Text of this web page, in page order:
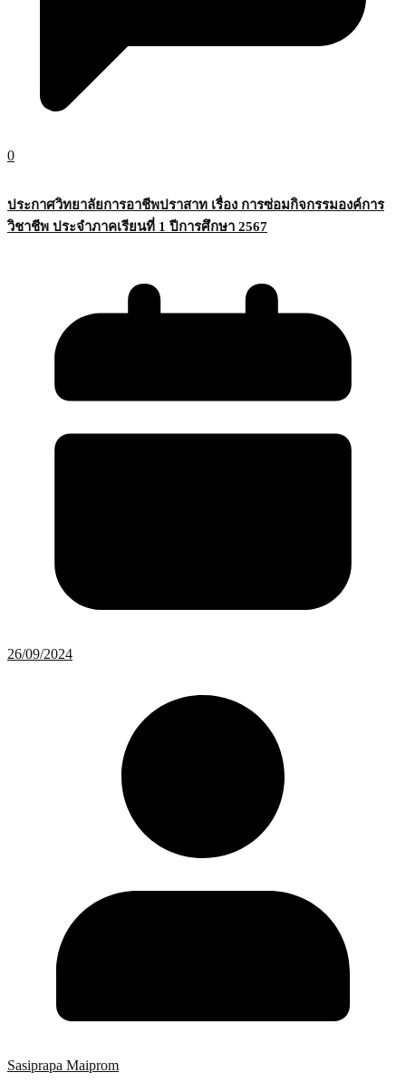
0
ประกาศวิทยาลัยการอาชีพปราสาท เรื่อง การซ่อมกิจกรรมองค์การ
วิชาชีพ ประจำภาคเรียนที่ 1 ปีการศึกษา 2567
26/09/2024
Sasiprapa Maiprom